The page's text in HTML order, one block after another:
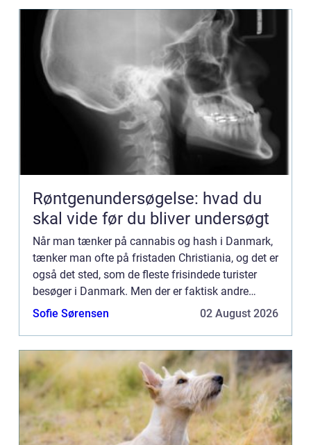
Røntgenundersøgelse: hvad du
skal vide før du bliver undersøgt
Når man tænker på cannabis og hash i Danmark,
tænker man ofte på fristaden Christiania, og det er
også det sted, som de fleste frisindede turister
besøger i Danmark. Men der er faktisk andre
steder i Danmark, hvor brugen af hash og
Sofie Sørensen 02 August 2026